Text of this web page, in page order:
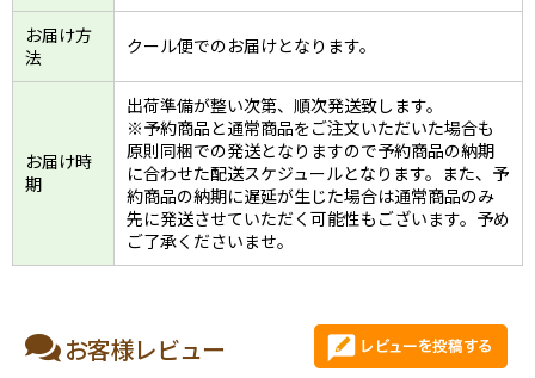
お届け方
法
クール便でのお届けとなります。
お届け時
期
出荷準備が整い次第、順次発送致します。
※予約商品と通常商品をご注文いただいた場合も
原則同梱での発送となりますので予約商品の納期
に合わせた配送スケジュールとなります。また、予
約商品の納期に遅延が生じた場合は通常商品のみ
先に発送させていただく可能性もございます。予め
ご了承くださいませ。
お客様レビュー